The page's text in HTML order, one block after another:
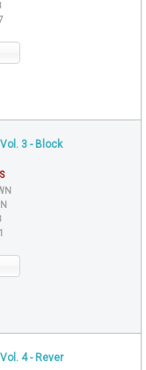
3 - Block
4 - Rever